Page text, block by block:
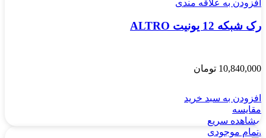
افزودن به علاقه مندی
رک شبکه 12 یونیت ALTRO
10,840,000 تومان
افزودن به سبد خرید
مقایسه
مشاهده سریع
اتمام موجودی